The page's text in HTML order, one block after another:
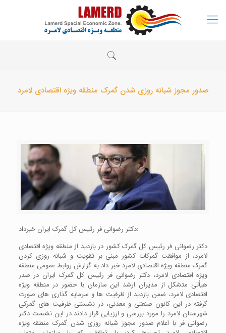
صدور مجوز شبانه روزی شدن گمرک منطقه ویژه اقتصادی لامرد
دکتر رضوانی فر رئیس کل گمرک ایران خبرداد:
دکتر رضوانی فر رئیس کل گمرک کشور در بازدید از منطقه ویژه اقتصادی
لامرد، از موافقت گمرکات کشور مبنی بر تقویت و شبانه روزی کردن
گمرک منطقه ویژه اقتصادی لامرد خبر داد.به گزارش روابط عمومی منطقه
ویژه اقتصادی لامرد، دکتر رضوانی فر رئیس کل گمرک ایران در صدر
هیأتی متشکل از مدیران ارشد این سازمان با حضور در منطقه ویژه
اقتصادی لامرد، ضمن بازدید از ظرفیت ها و سرمایه گذاری های صورت
گرفته در این کانون صنعتی و معدنی، در نشستی ظرفیت های گمرکی
شهرستان لامرد را مورد بررسی و ارزیابی قرار دادند.در این نشست دکتر
رضوانی فر با اعلام صدور مجوز شبانه روزی شدن گمرک منطقه ویژه